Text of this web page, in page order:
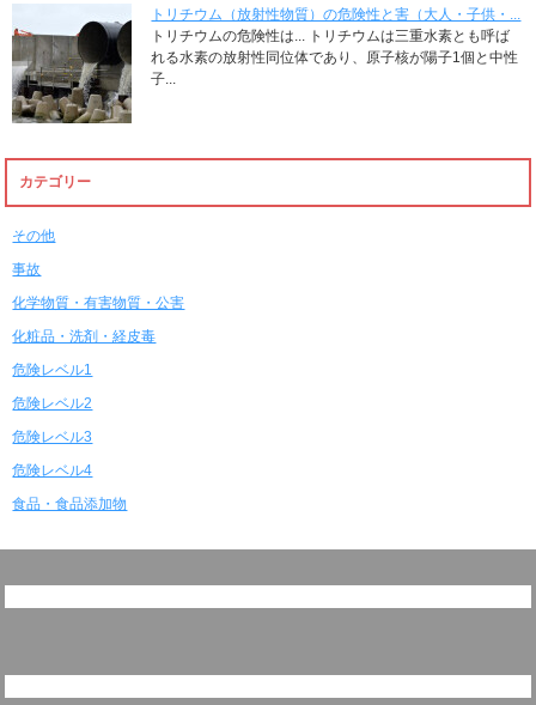
トリチウム（放射性物質）の危険性と害（大人・子供・...
トリチウムの危険性は... トリチウムは三重水素とも呼ば
れる水素の放射性同位体であり、原子核が陽子1個と中性
子...
カテゴリー
その他
事故
化学物質・有害物質・公害
化粧品・洗剤・経皮毒
危険レベル1
危険レベル2
危険レベル3
危険レベル4
食品・食品添加物